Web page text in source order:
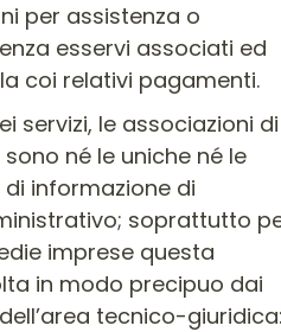
per assistenza o
esservi associati ed
coi relativi pagamenti.
servizi, le associazioni di
né le uniche né le
informazione di
soprattutto
imprese questa
in modo precipuo dai
tecnico-